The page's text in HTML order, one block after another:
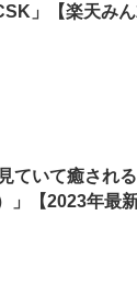
」【楽天みん
ていて癒さ
」【2023年最新